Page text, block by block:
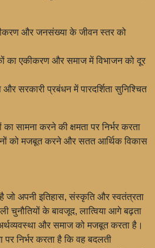
और जनसंख्या के जीवन स्तर को
का एकीकरण और समाज में विभाजन को दूर
सरकारी प्रबंधन में पारदर्शिता सुनिश्चित
का सामना करने की क्षमता पर निर्भर करता
को मजबूत करने और सतत आर्थिक विकास
जो अपनी इतिहास, संस्कृति और स्वतंत्रता
चुनौतियों के बावजूद, लात्विया आगे बढ़ता
और समाज को मजबूत करता है।
पर निर्भर करता है कि वह बदलती